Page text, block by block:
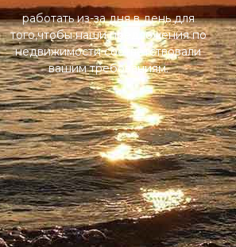
работать из-за дня в день для
того,чтобы наши предложения по
недвижимости соответствовали
вашим требованиям.